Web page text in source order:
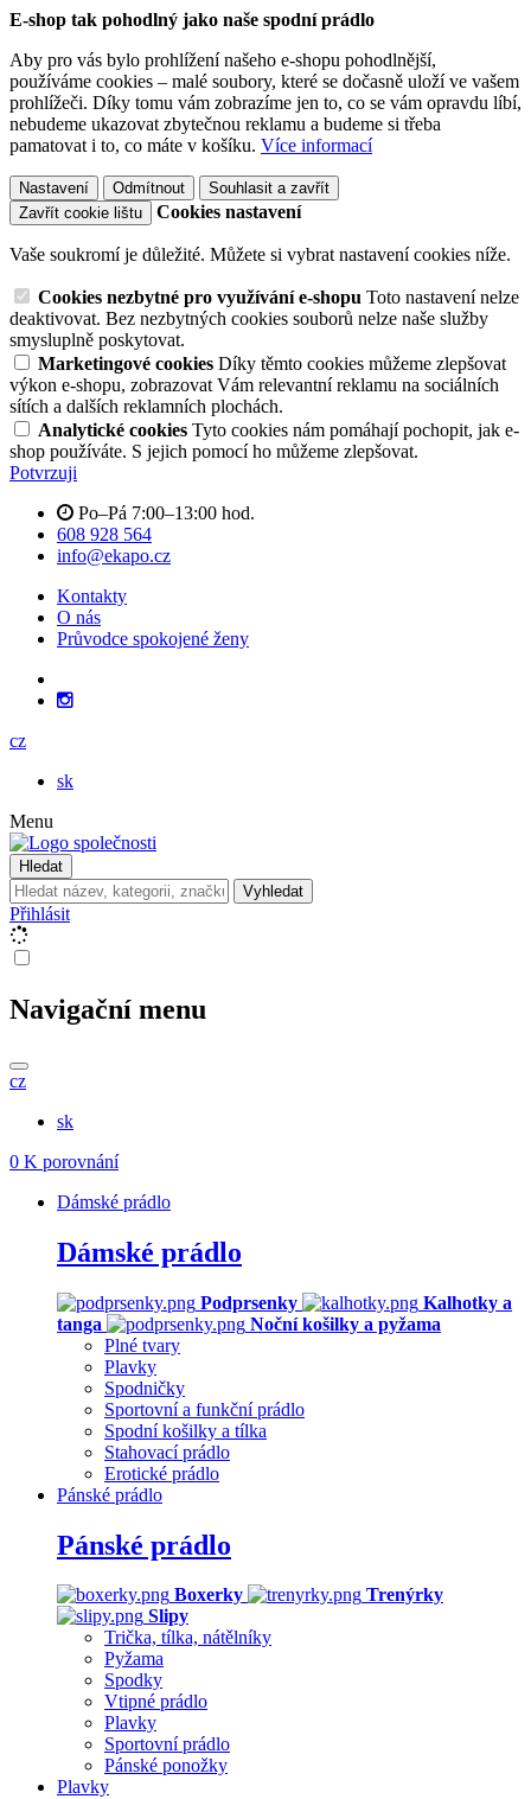
E-shop tak pohodlný jako naše spodní prádlo
Aby pro vás bylo prohlížení našeho e-shopu pohodlnější,
používáme cookies – malé soubory, které se dočasně uloží ve vašem
prohlížeči. Díky tomu vám zobrazíme jen to, co se vám opravdu líbí,
nebudeme ukazovat zbytečnou reklamu a budeme si třeba
pamatovat i to, co máte v košíku. Více informací
Nastavení Odmítnout
Souhlasit a zavřít
Zavřít cookie lištu
Cookies nastavení
Vaše soukromí je důležité. Můžete si vybrat nastavení cookies níže.
Cookies nezbytné pro využívání e-shopu Toto nastavení nelze
deaktivovat. Bez nezbytných cookies souborů nelze naše služby
smysluplně poskytovat.
Marketingové cookies Díky těmto cookies můžeme zlepšovat
výkon e-shopu, zobrazovat Vám relevantní reklamu na sociálních
sítích a dalších reklamních plochách.
Analytické cookies Tyto cookies nám pomáhají pochopit, jak e-
shop používáte. S jejich pomocí ho můžeme zlepšovat.
Potvrzuji
Po–Pá 7:00–13:00 hod.
608 928 564
info@ekapo.cz
Kontakty
O nás
Průvodce spokojené ženy
cz
sk
Menu
Hledat
Vyhledat
Přihlásit
Navigační menu
cz
sk
0 K porovnání
Dámské prádlo
Dámské prádlo
Podprsenky
Kalhotky a
tanga
Noční košilky a pyžama
Plné tvary
Plavky
Spodničky
Sportovní a funkční prádlo
Spodní košilky a tílka
Stahovací prádlo
Erotické prádlo
Pánské prádlo
Pánské prádlo
Boxerky
Trenýrky
Slipy
Trička, tílka, nátělníky
Pyžama
Spodky
Vtipné prádlo
Plavky
Sportovní prádlo
Pánské ponožky
Plavky